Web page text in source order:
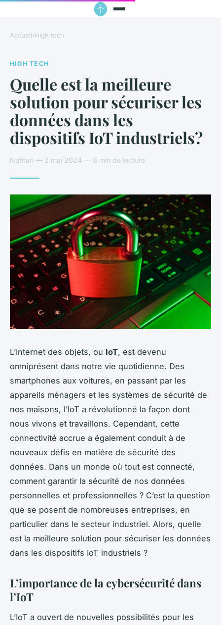
Accueil›High tech
HIGH TECH
Quelle est la meilleure
solution pour sécuriser les
données dans les
dispositifs IoT industriels?
Nathan — 2 mai 2024 — 6 min de lecture
L’Internet des objets, ou IoT, est devenu
omniprésent dans notre vie quotidienne. Des
smartphones aux voitures, en passant par les
appareils ménagers et les systèmes de sécurité de
nos maisons, l’IoT a révolutionné la façon dont
nous vivons et travaillons. Cependant, cette
connectivité accrue a également conduit à de
nouveaux défis en matière de sécurité des
données. Dans un monde où tout est connecté,
comment garantir la sécurité de nos données
personnelles et professionnelles ? C’est la question
que se posent de nombreuses entreprises, en
particulier dans le secteur industriel. Alors, quelle
est la meilleure solution pour sécuriser les données
dans les dispositifs IoT industriels ?
L’importance de la cybersécurité dans
l’IoT
L’IoT a ouvert de nouvelles possibilités pour les